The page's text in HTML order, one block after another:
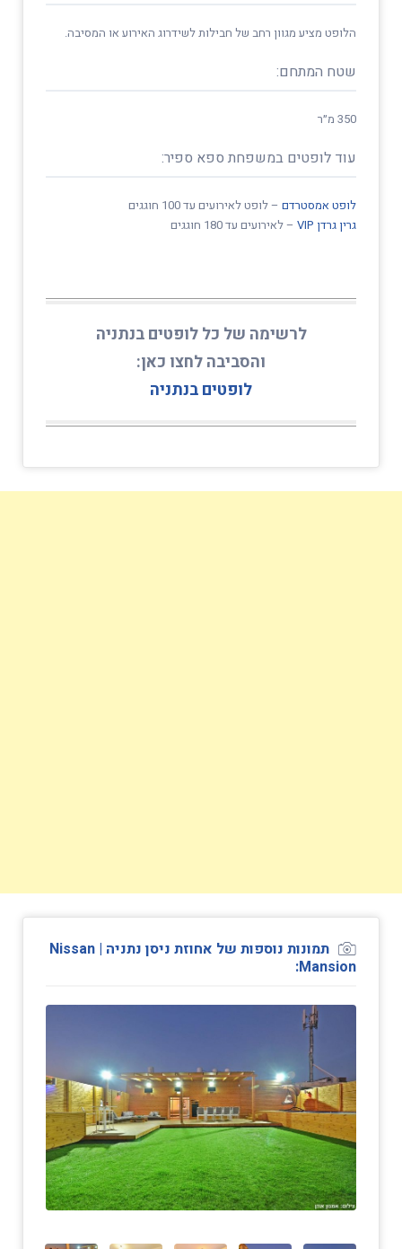
הלופט מציע מגוון רחב של חבילות לשידרוג האירוע או המסיבה.
שטח המתחם:
350 מ״ר
עוד לופטים במשפחת ספא ספיר:
לופט אמסטרדם – לופט לאירועים עד 100 חוגגים
גרין גרדן VIP
– לאירועים עד 180 חוגגים
לרשימה של כל לופטים בנתניה
והסביבה לחצו כאן:
לופטים בנתניה
תמונות נוספות של אחוזת ניסן נתניה | Nissan
Mansion: